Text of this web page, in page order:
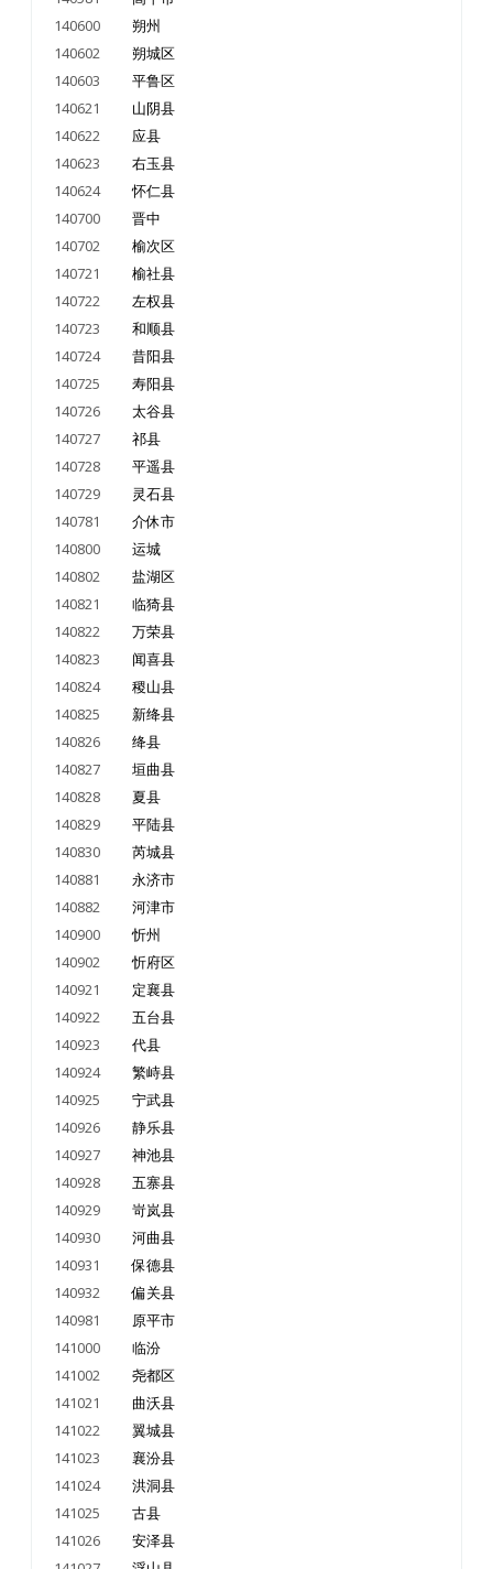
140600 朔州
140602 朔城区
140603 平鲁区
140621 山阴县
140622 应县
140623 右玉县
140624怀仁县
140700 晋中
140702 榆次区
140721 榆社县
140722 左权县
140723 和顺县
140724 昔阳县
140725 寿阳县
140726 太谷县
140727 祁县
140728 平遥县
140729 灵石县
140781 介休市
140800 运城
140802 盐湖区
140821 临猗县
140822 万荣县
140823 闻喜县
140824 稷山县
140825 新绛县
140826 绛县
140827 垣曲县
140828 夏县
140829 平陆县
140830 芮城县
140881 永济市
140882 河津市
140900忻州
140902忻府区
140921 定襄县
140922 五台县
140923 代县
140924 繁峙县
140925 宁武县
140926 静乐县
140927 神池县
140928 五寨县
140929 岢岚县
140930 河曲县
140931保德县
140932偏关县
140981 原平市
141000 临汾
141002 尧都区
141021 曲沃县
141022 翼城县
141023 襄汾县
141024 洪洞县
141025 古县
141026 安泽县